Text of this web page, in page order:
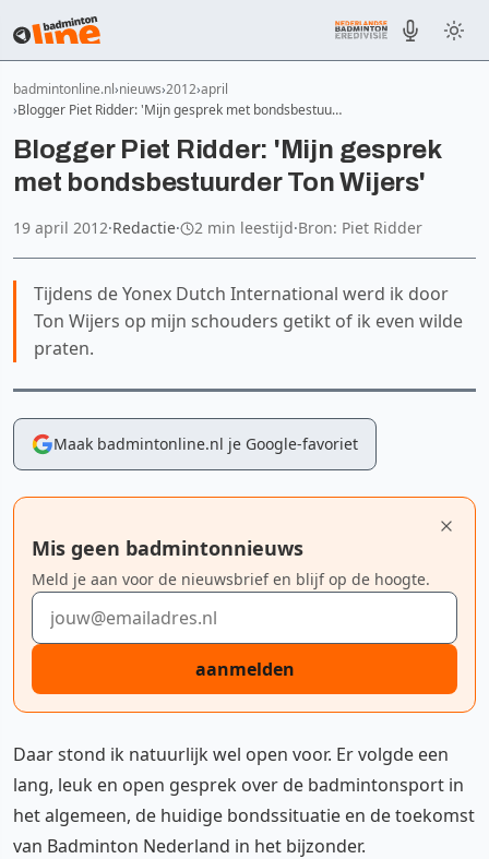
badmintonline.nl nieuws 2012 april
Blogger Piet Ridder: 'Mijn gesprek met bondsbestuu…
Blogger Piet Ridder: 'Mijn gesprek
met bondsbestuurder Ton Wijers'
19 april 2012·Redactie· 2 min leestijd·Bron: Piet Ridder
Tijdens de Yonex Dutch International werd ik door
Ton Wijers op mijn schouders getikt of ik even wilde
praten.
Maak badmintonline.nl je Google-favoriet
Mis geen badmintonnieuws
Meld je aan voor de nieuwsbrief en blijf op de hoogte.
E-mailadres
aanmelden
Daar stond ik natuurlijk wel open voor. Er volgde een
lang, leuk en open gesprek over de badmintonsport in
het algemeen, de huidige bondssituatie en de toekomst
van Badminton Nederland in het bijzonder.